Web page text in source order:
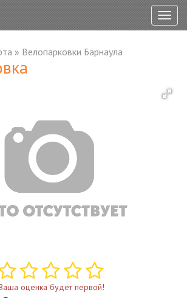
» Велопарковки Барнаула
оценка будет первой!